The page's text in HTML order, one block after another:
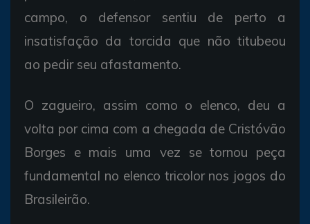
campo, o defensor sentiu de perto a
insatisfação da torcida que não titubeou
ao pedir seu afastamento.
O zagueiro, assim como o elenco, deu a
volta por cima com a chegada de Cristóvão
Borges e mais uma vez se tornou peça
fundamental no elenco tricolor nos jogos do
Brasileirão.